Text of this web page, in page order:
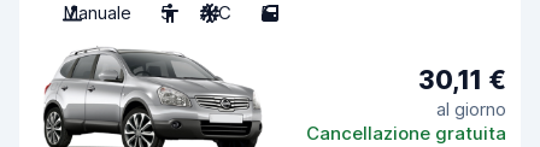
Manuale
5 A/C 5
30,11 €
al giorno
Cancellazione gratuita